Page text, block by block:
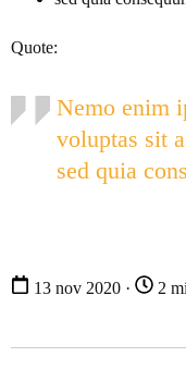
Quote:
Nemo enim
voluptas sit
sed quia
13 nov 2020 · 2